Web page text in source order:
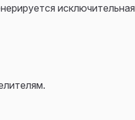
исключительная